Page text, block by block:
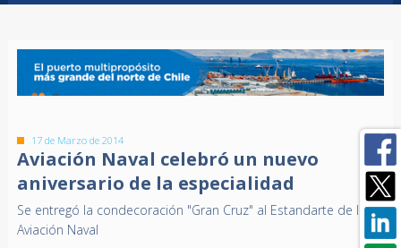
17 de Marzo de 2014
Aviación Naval celebró un nuevo
aniversario de la especialidad
Se entregó la condecoración "Gran Cruz" al Estandarte de la
Aviación Naval